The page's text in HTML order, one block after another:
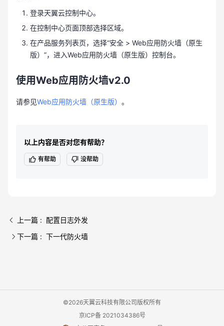
登录天翼云控制中心。
在控制中心页面顶部选择区域。
在产品服务列表页，选择“安全 > Web应用防火墙（原生
版）”，进入Web应用防火墙（原生版）控制台。
使用Web应用防火墙v2.0
请参见Web应用防火墙（原生版） 。
以上内容是否对您有帮助？
有帮助 没帮助
上一篇 : 配置日志外发
下一篇 : 下一代防火墙
©2026天翼云科技有限公司版权所有
京ICP备 2021034386号